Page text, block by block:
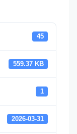
45
559.37 KB
1
2026-03-31